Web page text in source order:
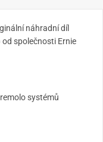
náhradní díl
společnosti Ernie
systémů